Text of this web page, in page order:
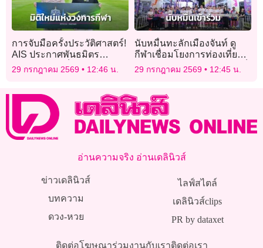
การจับมือครั้งประวัติศาสตร์!
AIS ประกาศพันธมิตร
“บุรีรัมย์ ยูไนเต็ด”ร่วมพลิก
โฉมยกระดับอุตสาหกรรม
วงการกีฬา
29 กรกฎาคม 2569 12:46 น.
นับหมื่นทะลักเมืองจันท์ ดู
กีฬาเชื่อมโยงการท่องเที่ยว
พร้อมชม “ลำไย-ก้อง-พาราด็
อกซ์” นำศิลปินขึ้นเวที
29 กรกฎาคม 2569 12:45 น.
อ่านความจริง อ่านเดลินิวส์
ข่าวเดลินิวส์
บทความ
ดวง-หวย
ไลฟ์สไตล์
เดลินิวส์clips
PR by dataxet
ติดต่อโฆษณาร่วมงานกับเราติดต่อเรา